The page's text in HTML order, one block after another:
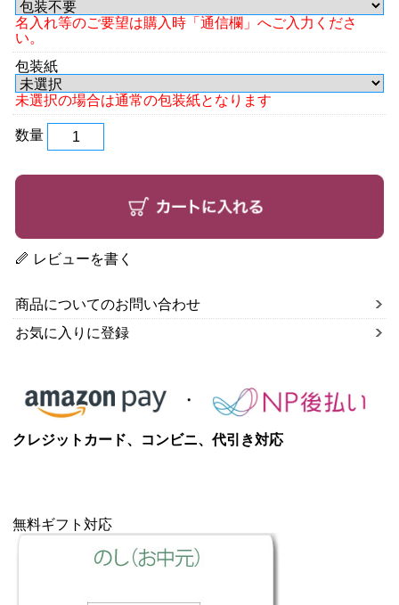
名入れ等のご要望は購入時「通信欄」へご入力くださ
い。
包装紙
未選択の場合は通常の包装紙となります
数量
レビューを書く
商品についてのお問い合わせ
お気に入りに登録
クレジットカード、コンビニ、代引き対応
無料ギフト対応